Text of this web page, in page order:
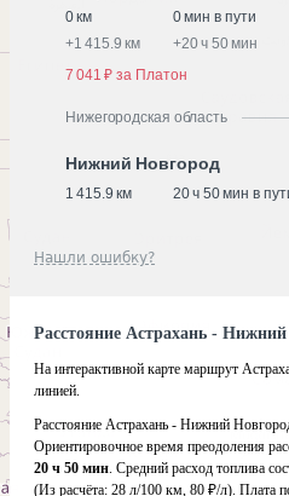
0 км
0 мин в пути
+1 415.9 км +20 ч 50 мин
7 041 ₽ за Платон
Нижегородская область
Нижний Новгород
1 415.9 км 20 ч 50 мин в
Нашли ошибку?
Расстояние Астрахань -
На интерактивной карте маршрут
линией.
Расстояние Астрахань - Нижний
Ориентировочное время преодоления
20 ч 50 мин. Средний расход топлива
(Из расчёта: 28 л/100 км, 80 ₽/л). Плата